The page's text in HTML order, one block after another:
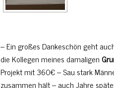
– Ein großes Dankeschön geht
die Kollegen meines damaligen
Projekt mit 360€ – Sau stark
zusammen hält – auch Jahre